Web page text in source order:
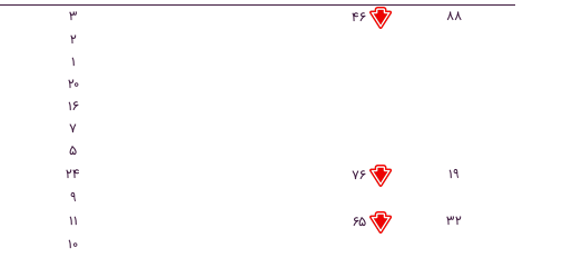
۳ ۴۶
۸۸
۲
۱
۲۰
۱۶
۷
۵
۲۴
۷۶
۱۹
۹
۱۱
۶۵
۳۲
۱۰